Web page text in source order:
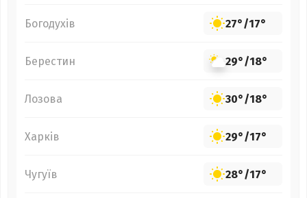
Богодухів 27°/17°
Берестин 29°/18°
Лозова 30°/18°
Харків 29°/17°
Чугуїв 28°/17°